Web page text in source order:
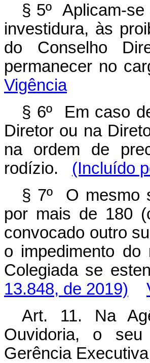
§ 5º Aplicam-se
investidura, às
do Conselho
permanecer no
Vigência
§ 6º Em caso
Diretor ou na
na ordem de
rodízio. (Incluído
§ 7º O mesmo
por mais de 180
convocado outro
o impedimento
Colegiada se
13.848, de 2019)
Art. 11. Na
Ouvidoria, o
Gerência